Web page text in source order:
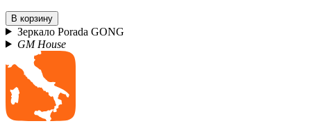
В корзину
Зеркало Porada GONG
GM House